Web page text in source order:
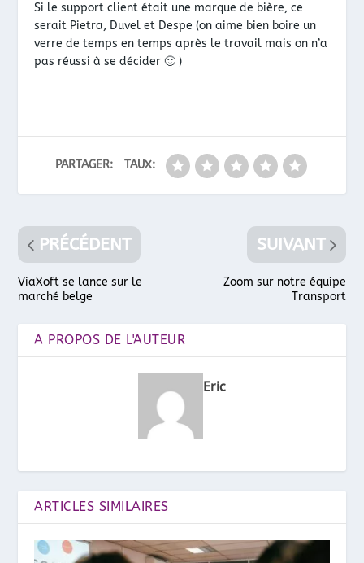
Si le support client était une marque de bière, ce
serait Pietra, Duvel et Despe (on aime bien boire un
verre de temps en temps après le travail mais on n’a
pas réussi à se décider 🙂 )
PARTAGER: TAUX:
PRÉCÉDENT
ViaXoft se lance sur le
marché belge
SUIVANT
Zoom sur notre équipe
Transport
A PROPOS DE L'AUTEUR
Eric
ARTICLES SIMILAIRES